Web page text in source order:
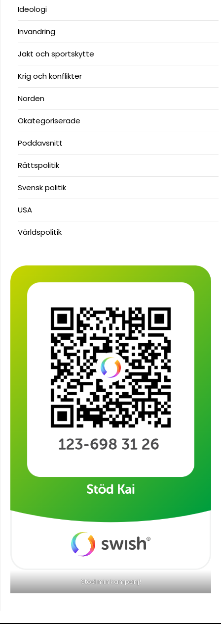
Ideologi
Invandring
Jakt och sportskytte
Krig och konflikter
Norden
Okategoriserade
Poddavsnitt
Rättspolitik
Svensk politik
USA
Världspolitik
Stöd min kampanj!